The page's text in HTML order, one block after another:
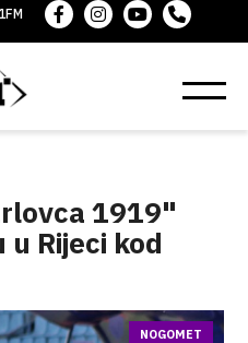
1919"
Rijeci kod
NOGOMET